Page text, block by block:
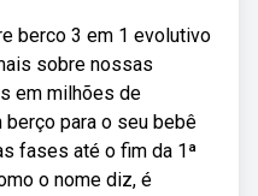
berco 3 em 1 evolutivo
sobre nossas
em milhões de
berço para o seu bebê
fases até o fim da 1ª
o nome diz, é